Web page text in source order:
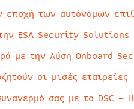
εποχή των αυτόνομων
ESA Security Solutions
με την λύση Onboard
οι μισές εταιρείες
σας με το DSC –